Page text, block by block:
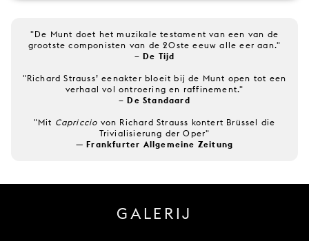
"De Munt doet het muzikale testament van een van de
grootste componisten van de 20ste eeuw alle eer aan."
– De Tijd
"Richard Strauss’ eenakter bloeit bij de Munt open tot een
verhaal vol ontroering en raffinement."
– De Standaard
"Mit Capriccio von Richard Strauss kontert Brüssel die
Trivialisierung der Oper"
— Frankfurter Allgemeine Zeitung
GALERIJ